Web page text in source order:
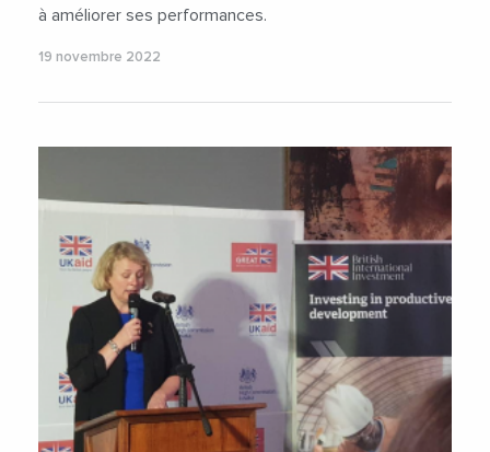
à améliorer ses performances.
19 novembre 2022